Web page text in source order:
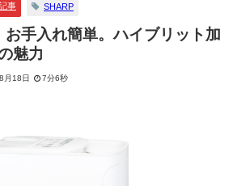
事 SHARP
お手入れ簡単。ハイブリット加
魅力
月18日 7分6秒